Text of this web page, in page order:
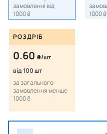
замовленні від
1000 ₴
1000 ₴
РОЗДРІБ
0.60 ₴/шт
від 100 шт
за загального
замовлення менше
1000 ₴